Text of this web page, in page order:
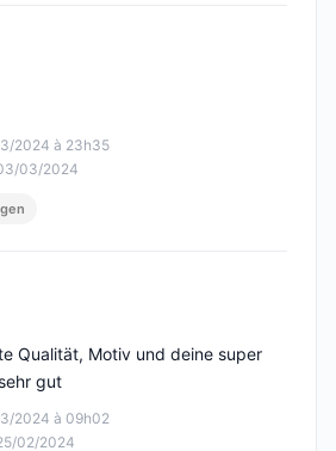
5
2024 à 23h35
03/2024
5
2024 à 09h02
02/2024
Qualität, Motiv und deine super
gut